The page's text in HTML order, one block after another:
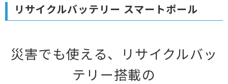
リサイクルバッテリー スマートポール
災害でも使える、リサイクルバッ
テリー搭載の